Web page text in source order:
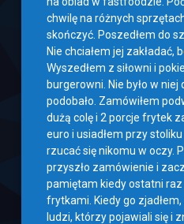
chwilę na różnych
skończyć. Poszedłem do
Nie chciałem jej zakładać,
Wyszedłem z siłowni i
burgerowni. Nie było w
podobało. Zamówiłem
dużą colę i 2 porcje frytek
euro i usiadłem przy stoliku
rzucać się nikomu w oczy.
przyszło zamówienie i
pamiętam kiedy ostatni raz
frytkami. Kiedy go
ludzi, którzy pojawiali się i